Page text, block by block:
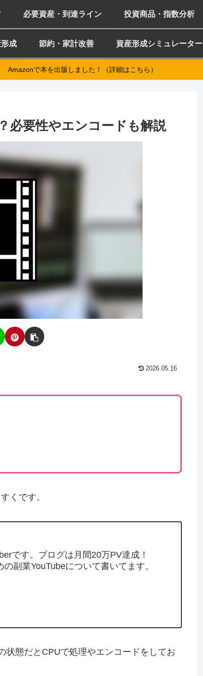
必要資産・到達ライン 投資商品・指数分析
成 節約・家計改善 資産形成シミュレーター
Amazonで本を出版しました！（詳細はこちら）
必要性やエンコードも解説
2026.05.16
くです。
です。ブログは月間20万PV達成！
副業YouTubeについて書いてます。
状態だとCPUで処理やエンコードをしてお